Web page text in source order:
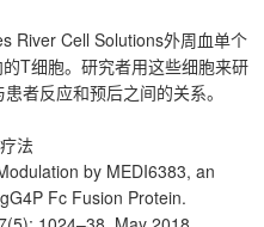
River Cell Solutions外周血单个
T细胞。研究者用这些细胞来研
患者反应和预后之间的关系。
疫疗法
by MEDI6383, an
Fc Fusion Protein.